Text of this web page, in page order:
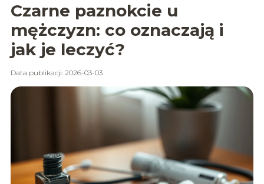
Czarne paznokcie u
mężczyzn: co oznaczają i
jak je leczyć?
Data publikacji: 2026-03-03